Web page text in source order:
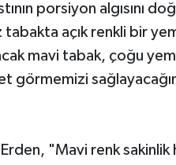
porsiyon algısını
açık renkli bir
mavi tabak, çoğu
görmemizi
"Mavi renk sakinlik